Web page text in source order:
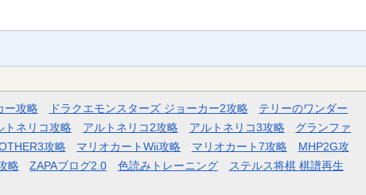
ー攻略 ドラクエモンスターズ ジョーカー2攻略
テリーのワンダー
トネリコ攻略 アルトネリコ2攻略 アルトネリコ3攻略
グランファ
攻略 マリオカートWii攻略 マリオカート7攻略
MHP2G攻
略 ZAPAブログ2.0 色読みトレーニング
ステルス将棋 棋譜再生